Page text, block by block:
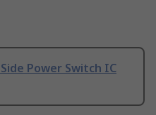
Power Switch IC